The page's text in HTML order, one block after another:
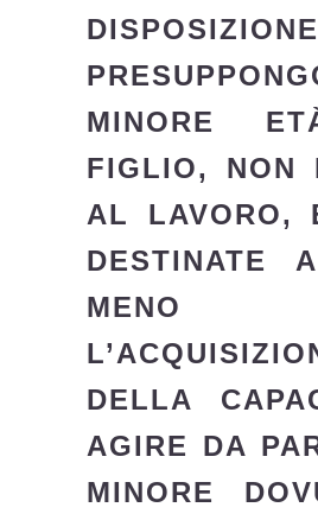
MINORE
FIGLIO, NON
AL LAVORO,
DESTINATE
MENO
DELLA
AGIRE DA
MINORE